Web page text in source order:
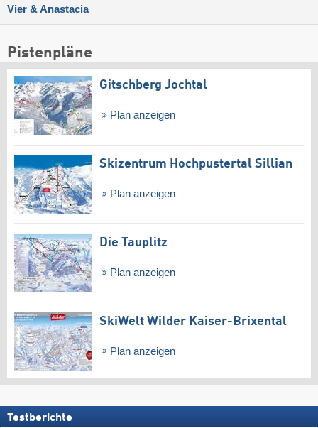
Vier & Anastacia
Pistenpläne
Gitschberg Jochtal
Plan anzeigen
Skizentrum Hochpustertal Sillian
Plan anzeigen
Die Tauplitz
Plan anzeigen
SkiWelt Wilder Kaiser-Brixental
Plan anzeigen
Testberichte